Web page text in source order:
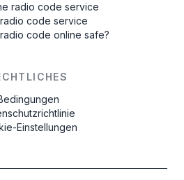
radio code service
code service
code online safe?
Einstellungen